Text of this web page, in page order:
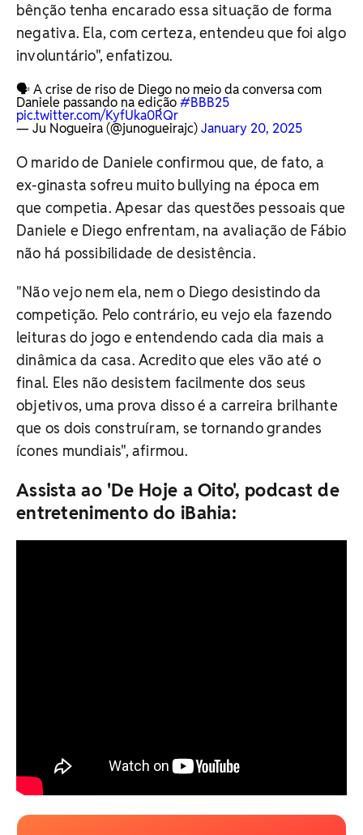
bênção tenha encarado essa situação de forma
negativa. Ela, com certeza, entendeu que foi algo
involuntário", enfatizou.
🗣️ A crise de riso de Diego no meio da conversa com
Daniele passando na edição#BBB25
pic.twitter.com/KyfUka0RQr
— Ju Nogueira (@junogueirajc)January 20, 2025
O marido de Daniele confirmou que, de fato, a
ex-ginasta sofreu muito bullying na época em
que competia. Apesar das questões pessoais que
Daniele e Diego enfrentam, na avaliação de Fábio
não há possibilidade de desistência.
"Não vejo nem ela, nem o Diego desistindo da
competição. Pelo contrário, eu vejo ela fazendo
leituras do jogo e entendendo cada dia mais a
dinâmica da casa. Acredito que eles vão até o
final. Eles não desistem facilmente dos seus
objetivos, uma prova disso é a carreira brilhante
que os dois construíram, se tornando grandes
ícones mundiais", afirmou.
Assista ao 'De Hoje a Oito', podcast de
entretenimento do iBahia: